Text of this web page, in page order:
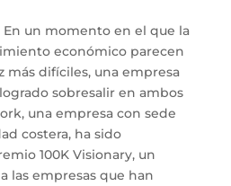
En un momento en el que la
económico parecen
más difíciles, una empresa
sobresalir en ambos
una empresa con sede
costera, ha sido
100K Visionary, un
las empresas que han